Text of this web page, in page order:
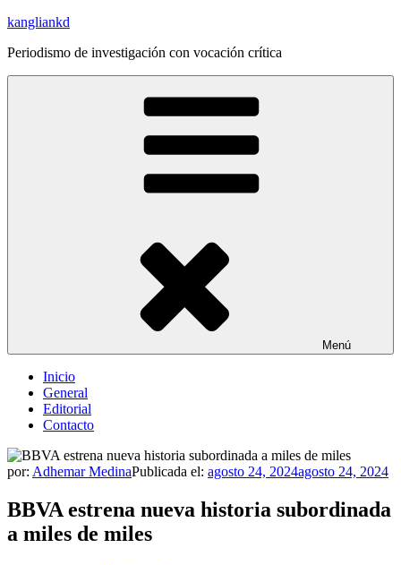
Saltar
contenido
kangliankd
Periodismo de investigación con vocación crítica
Menú
Inicio
General
Editorial
Contacto
por: Adhemar MedinaPublicada el: agosto 24, 2024agosto 24, 2024
BBVA estrena nueva historia subordinada
a miles de miles